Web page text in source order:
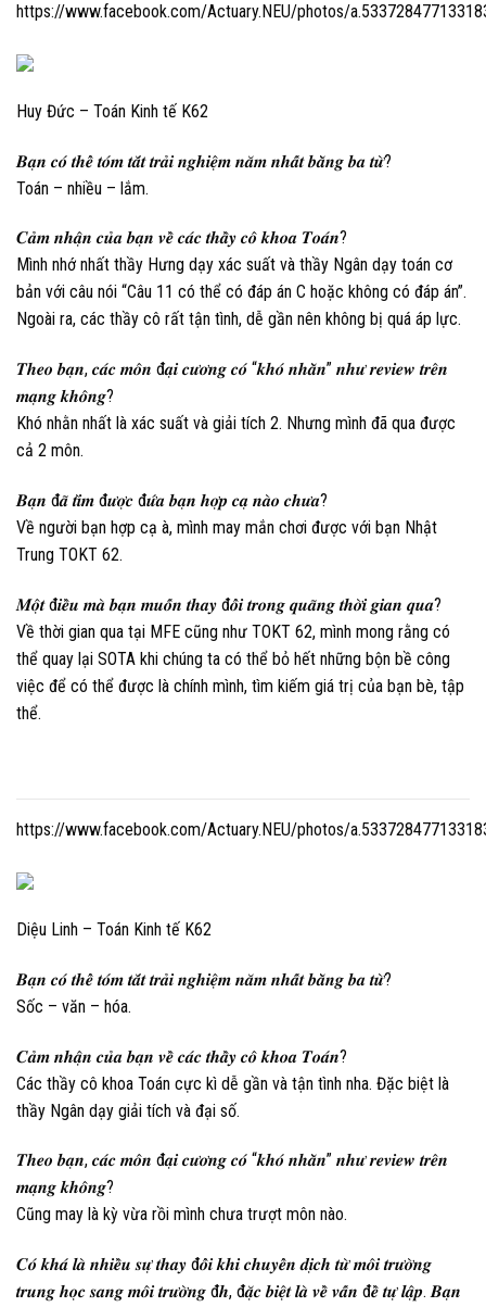
https://www.facebook.com/Actuary.NEU/photos/
Huy Đức – Toán Kinh tế K62
𝑩𝒂̣𝒏 𝒄𝒐́ 𝒕𝒉𝒆̂̉ 𝒕𝒐́𝒎 𝒕𝒂̆́𝒕 𝒕𝒓𝒂̉𝒊 𝒏𝒈𝒉𝒊𝒆̣̂𝒎 𝒏𝒂̆𝒎 𝒏𝒉𝒂̂́𝒕 𝒃𝒂̆̀𝒏𝒈 𝒃𝒂 𝒕𝒖̛̀?
Toán – nhiều – lắm.
𝑪𝒂̉𝒎 𝒏𝒉𝒂̣̂𝒏 𝒄𝒖̉𝒂 𝒃𝒂̣𝒏 𝒗𝒆̂̀ 𝒄𝒂́𝒄 𝒕𝒉𝒂̂̀𝒚 𝒄𝒐̂ 𝒌𝒉𝒐𝒂 𝑻𝒐𝒂́𝒏?
Mình nhớ nhất thầy Hưng dạy xác suất và thầy Ngân dạy toán cơ
bản với câu nói “Câu 11 có thể có đáp án C hoặc không có đáp án”.
Ngoài ra, các thầy cô rất tận tình, dễ gần nên không bị quá áp lực.
𝑻𝒉𝒆𝒐 𝒃𝒂̣𝒏, 𝒄𝒂́𝒄 𝒎𝒐̂𝒏 đ𝒂̣𝒊 𝒄𝒖̛𝒐̛𝒏𝒈 𝒄𝒐́ “𝒌𝒉𝒐́ 𝒏𝒉𝒂̆̀𝒏” 𝒏𝒉𝒖̛ 𝒓𝒆𝒗𝒊𝒆𝒘 𝒕𝒓𝒆̂𝒏
𝒎𝒂̣𝒏𝒈 𝒌𝒉𝒐̂𝒏𝒈?
Khó nhằn nhất là xác suất và giải tích 2. Nhưng mình đã qua được
cả 2 môn.
𝑩𝒂̣𝒏 đ𝒂̃ 𝒕𝒊̀𝒎 đ𝒖̛𝒐̛̣𝒄 đ𝒖̛́𝒂 𝒃𝒂̣𝒏 𝒉𝒐̛̣𝒑 𝒄𝒂̣ 𝒏𝒂̀𝒐 𝒄𝒉𝒖̛𝒂?
Về người bạn hợp cạ à, mình may mắn chơi được với bạn Nhật
Trung TOKT 62.
𝑴𝒐̣̂𝒕 đ𝒊𝒆̂̀𝒖 𝒎𝒂̀ 𝒃𝒂̣𝒏 𝒎𝒖𝒐̂́𝒏 𝒕𝒉𝒂𝒚 đ𝒐̂̉𝒊 𝒕𝒓𝒐𝒏𝒈 𝒒𝒖𝒂̃𝒏𝒈 𝒕𝒉𝒐̛̀𝒊 𝒈𝒊𝒂𝒏 𝒒𝒖𝒂?
Về thời gian qua tại MFE cũng như TOKT 62, mình mong rằng có
thể quay lại SOTA khi chúng ta có thể bỏ hết những bộn bề công
việc để có thể được là chính mình, tìm kiếm giá trị của bạn bè, tập
thể.
https://www.facebook.com/Actuary.NEU/photos/
Diệu Linh – Toán Kinh tế K62
𝑩𝒂̣𝒏 𝒄𝒐́ 𝒕𝒉𝒆̂̉ 𝒕𝒐́𝒎 𝒕𝒂̆́𝒕 𝒕𝒓𝒂̉𝒊 𝒏𝒈𝒉𝒊𝒆̣̂𝒎 𝒏𝒂̆𝒎 𝒏𝒉𝒂̂́𝒕 𝒃𝒂̆̀𝒏𝒈 𝒃𝒂 𝒕𝒖̛̀?
Sốc – văn – hóa.
𝑪𝒂̉𝒎 𝒏𝒉𝒂̣̂𝒏 𝒄𝒖̉𝒂 𝒃𝒂̣𝒏 𝒗𝒆̂̀ 𝒄𝒂́𝒄 𝒕𝒉𝒂̂̀𝒚 𝒄𝒐̂ 𝒌𝒉𝒐𝒂 𝑻𝒐𝒂́𝒏?
Các thầy cô khoa Toán cực kì dễ gần và tận tình nha. Đặc biệt là
thầy Ngân dạy giải tích và đại số.
𝑻𝒉𝒆𝒐 𝒃𝒂̣𝒏, 𝒄𝒂́𝒄 𝒎𝒐̂𝒏 đ𝒂̣𝒊 𝒄𝒖̛𝒐̛𝒏𝒈 𝒄𝒐́ “𝒌𝒉𝒐́ 𝒏𝒉𝒂̆̀𝒏” 𝒏𝒉𝒖̛ 𝒓𝒆𝒗𝒊𝒆𝒘 𝒕𝒓𝒆̂𝒏
𝒎𝒂̣𝒏𝒈 𝒌𝒉𝒐̂𝒏𝒈?
Cũng may là kỳ vừa rồi mình chưa trượt môn nào.
𝑪𝒐́ 𝒌𝒉𝒂́ 𝒍𝒂̀ 𝒏𝒉𝒊𝒆̂̀𝒖 𝒔𝒖̛̣ 𝒕𝒉𝒂𝒚 đ𝒐̂̉𝒊 𝒌𝒉𝒊 𝒄𝒉𝒖𝒚𝒆̂̉𝒏 𝒅𝒊̣𝒄𝒉 𝒕𝒖̛̀ 𝒎𝒐̂𝒊 𝒕𝒓𝒖̛𝒐̛̀𝒏𝒈
𝒕𝒓𝒖𝒏𝒈 𝒉𝒐̣𝒄 𝒔𝒂𝒏𝒈 𝒎𝒐̂𝒊 𝒕𝒓𝒖̛𝒐̛̀𝒏𝒈 đ𝒉, đ𝒂̣̆𝒄 𝒃𝒊𝒆̣̂𝒕 𝒍𝒂̀ 𝒗𝒆̂̀ 𝒗𝒂̂́𝒏 đ𝒆̂̀ 𝒕𝒖̛̣ 𝒍𝒂̣̂𝒑. 𝑩𝒂̣𝒏